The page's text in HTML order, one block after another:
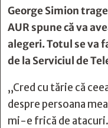
George Simion
AUR spune că va
alegeri. Totul se va
de la Serviciul de
„Cred cu tărie că
despre persoana
mi-e frică de